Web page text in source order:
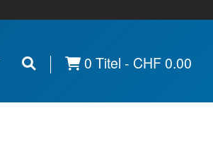
0 Titel - CHF0.00